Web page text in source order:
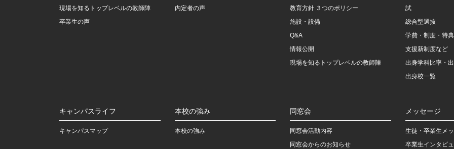
現場を知るトップレベルの教師陣
卒業生の声
内定者の声
教育方針 ３つのポリシー
施設・設備
Q&A
情報公開
現場を知るトップレベルの教師陣
試
総合型選抜
学費・制度・特
支援新制度など
出身学科比率・
出身校一覧
キャンパスライフ
キャンパスマップ
本校の強み
本校の強み
同窓会
同窓会活動内容
同窓会からのお知らせ
メッセージ
生徒・卒業生メ
卒業生インタビ